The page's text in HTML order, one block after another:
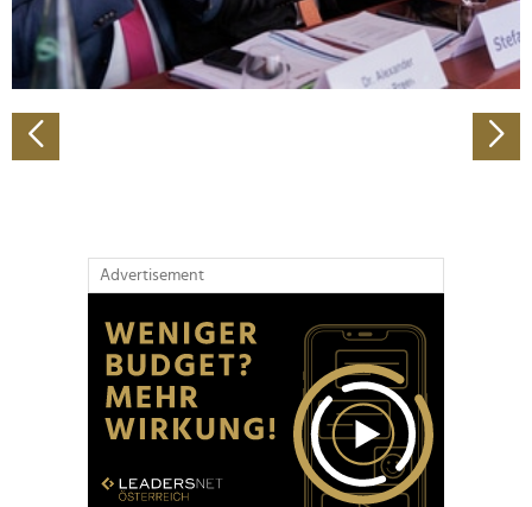
zu können und die Zugriffe auf unsere Website zu
analysieren. Außerdem geben wir Informationen zu Ihrer
Verwendung unserer Website an unsere Partner für
Partner führen diese Informationen möglicherweise mit
weiteren Daten zusammen, die Sie ihnen bereitgestellt
Advertisement